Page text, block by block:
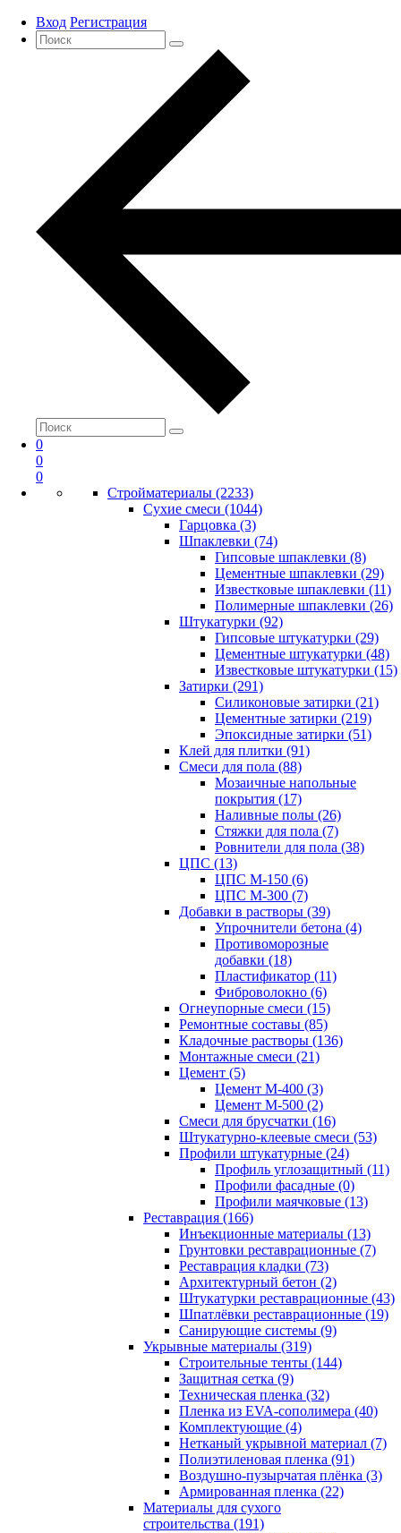
Вход Регистрация
0
0
0
Стройматериалы (2233)
Сухие смеси (1044)
Гарцовка (3)
Шпаклевки (74)
Гипсовые шпаклевки (8)
Цементные шпаклевки (29)
Известковые шпаклевки (11)
Полимерные шпаклевки (26)
Штукатурки (92)
Гипсовые штукатурки (29)
Цементные штукатурки (48)
Известковые штукатурки (15)
Затирки (291)
Силиконовые затирки (21)
Цементные затирки (219)
Эпоксидные затирки (51)
Клей для плитки (91)
Смеси для пола (88)
Мозаичные напольные
покрытия (17)
Наливные полы (26)
Стяжки для пола (7)
Ровнители для пола (38)
ЦПС (13)
ЦПС М-150 (6)
ЦПС М-300 (7)
Добавки в растворы (39)
Упрочнители бетона (4)
Противоморозные
добавки (18)
Пластификатор (11)
Фиброволокно (6)
Огнеупорные смеси (15)
Ремонтные составы (85)
Кладочные растворы (136)
Монтажные смеси (21)
Цемент (5)
Цемент М-400 (3)
Цемент М-500 (2)
Смеси для брусчатки (16)
Штукатурно-клеевые смеси (53)
Профили штукатурные (24)
Профиль углозащитный (11)
Профили фасадные (0)
Профили маячковые (13)
Реставрация (166)
Инъекционные материалы (13)
Грунтовки реставрационные (7)
Реставрация кладки (73)
Архитектурный бетон (2)
Штукатурки реставрационные (43)
Шпатлёвки реставрационные (19)
Санирующие системы (9)
Укрывные материалы (319)
Строительные тенты (144)
Защитная сетка (9)
Техническая пленка (32)
Пленка из EVA-сополимера (40)
Комплектующие (4)
Нетканый укрывной материал (7)
Полиэтиленовая пленка (91)
Воздушно-пузырчатая плёнка (3)
Армированная пленка (22)
Материалы для сухого
строительства (191)